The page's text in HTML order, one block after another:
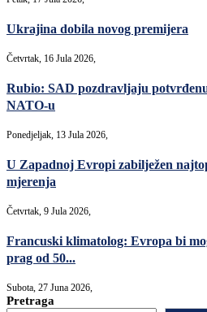
Ukrajina dobila novog premijera
Četvrtak, 16 Jula 2026,
Rubio: SAD pozdravljaju
NATO-u
Ponedjeljak, 13 Jula 2026,
U Zapadnoj Evropi zabilježen
mjerenja
Četvrtak, 9 Jula 2026,
Francuski klimatolog: Evropa bi
prag od 50...
Subota, 27 Juna 2026,
Pretraga